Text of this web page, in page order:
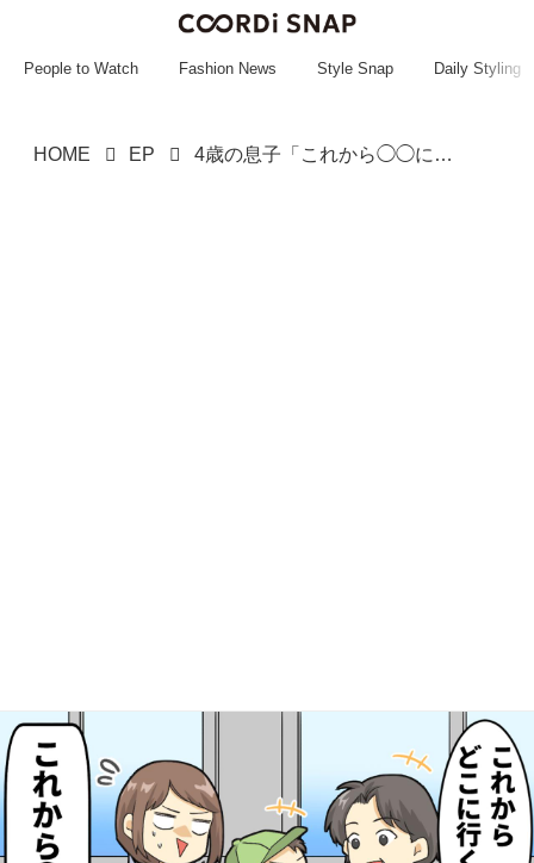
~~~~~~~~~~~
People to Watch Fashion News Style Snap Daily Styling
HOME EP 4歳の息子「これから◯◯に行くの！」電車の乗客がザワつく『行き先』に母親は「冷や汗」